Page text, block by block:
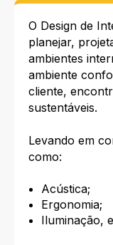
O Design de
planejar,
ambientes
ambiente
cliente,
sustentáveis.
Levando em
como:
Acústica;
Ergonomia;
Iluminação,